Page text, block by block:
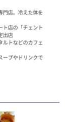
門店。冷えた体を
ト店の「チェント
出店
ルトなどのカフェ
ープやドリンクで